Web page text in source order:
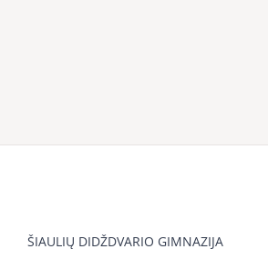
ŠIAULIŲ DIDŽDVARIO GIMNAZIJA